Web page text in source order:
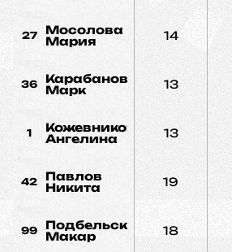
27
Мосолова
Мария
14
36
Карабанов
Марк
13
1
Кожевникова
Ангелина
13
42
Павлов
Никита
19
99
Подбельский
Макар
18